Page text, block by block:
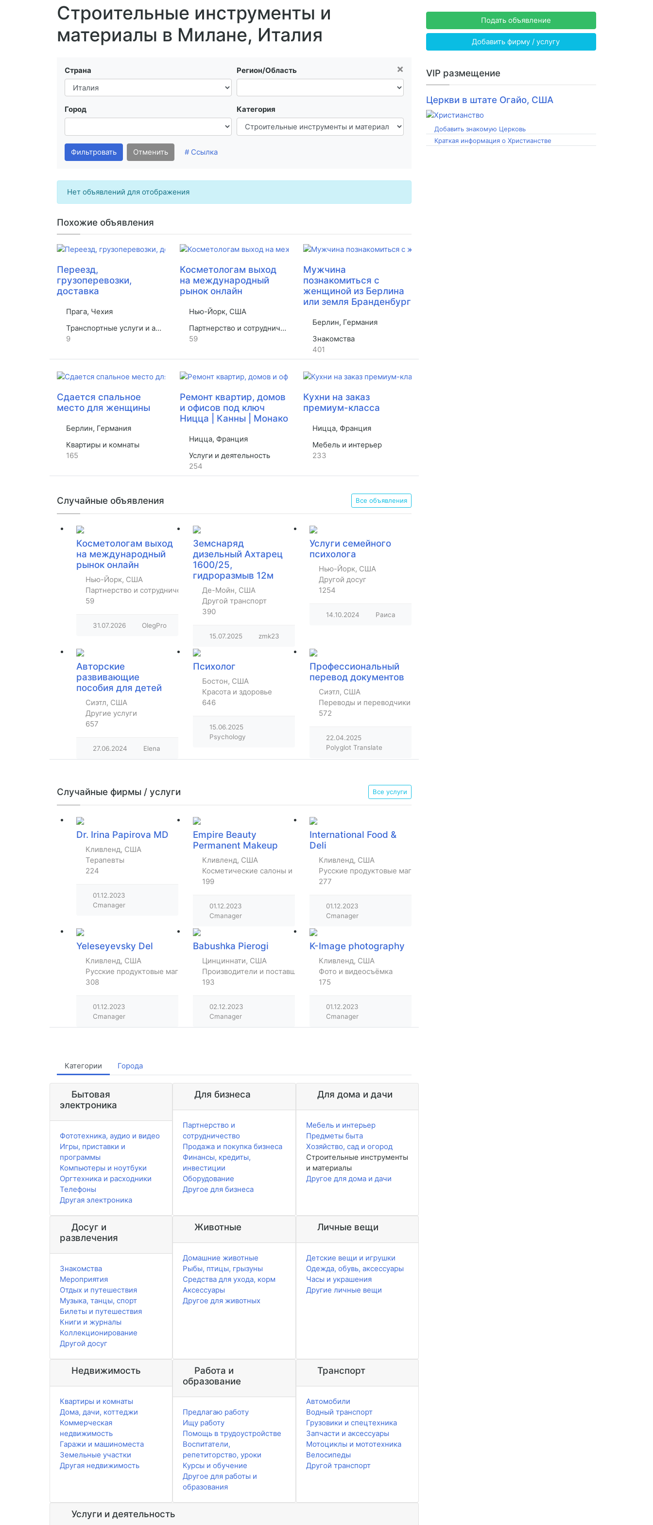
Строительные инструменты и
материалы в Милане, Италия
×
Страна Регион/Область
Город Категория
Фильтровать Отменить # Ссылка
Нет объявлений для отображения
Похожие объявления
Переезд,
грузоперевозки,
доставка
Прага, Чехия
Транспортные услуги и аренда
9
Косметологам выход
на международный
рынок онлайн
Нью-Йорк, США
Партнерство и сотрудничество
59
Мужчина
познакомиться с
женщиной из Берлина
или земля Бранденбург
Берлин, Германия
Знакомства
401
Сдается спальное
место для женщины
Берлин, Германия
Квартиры и комнаты
165
Ремонт квартир, домов
и офисов под ключ
Ницца | Канны | Монако
Ницца, Франция
Услуги и деятельность
254
Кухни на заказ
премиум-класса
Ницца, Франция
Мебель и интерьер
233
Случайные объявления Все объявления
Косметологам выход
на международный
рынок онлайн
Нью-Йорк, США
Партнерство и сотрудничество
59
31.07.2026 OlegPro
Земснаряд
дизельный Ахтарец
1600/25,
гидроразмыв 12м
Де-Мойн, США
Другой транспорт
390
15.07.2025 zmk23
Услуги семейного
психолога
Нью-Йорк, США
Другой досуг
1254
14.10.2024 Раиса
Авторские
развивающие
пособия для детей
Сиэтл, США
Другие услуги
657
27.06.2024 Elena
Психолог
Бостон, США
Красота и здоровье
646
15.06.2025
Psychology
Профессиональный
перевод документов
Сиэтл, США
Переводы и переводчики
572
22.04.2025
Polyglot Translate
Случайные фирмы / услуги Все услуги
Dr. Irina Papirova MD
Кливленд, США
Терапевты
224
01.12.2023
Cmanager
Empire Beauty
Permanent Makeup
Кливленд, США
Косметические салоны и парикмахерские
199
01.12.2023
Cmanager
International Food &
Deli
Кливленд, США
Русские продуктовые магазины
277
01.12.2023
Cmanager
Yeleseyevsky Del
Кливленд, США
Русские продуктовые магазины
308
01.12.2023
Cmanager
Babushka Pierogi
Цинциннати, США
Производители и поставщики товаров
193
02.12.2023
Cmanager
K-Image photography
Кливленд, США
Фото и видеосъёмка
175
01.12.2023
Cmanager
Категории Города
Бытовая
электроника
Фототехника, аудио и видео
Игры, приставки и
программы
Компьютеры и ноутбуки
Оргтехника и расходники
Телефоны
Другая электроника
Для бизнеса
Партнерство и
сотрудничество
Продажа и покупка бизнеса
Финансы, кредиты,
инвестиции
Оборудование
Другое для бизнеса
Для дома и дачи
Мебель и интерьер
Предметы быта
Хозяйство, сад и огород
Строительные инструменты
и материалы
Другое для дома и дачи
Досуг и
развлечения
Знакомства
Мероприятия
Отдых и путешествия
Музыка, танцы, спорт
Билеты и путешествия
Книги и журналы
Коллекционирование
Другой досуг
Животные
Домашние животные
Рыбы, птицы, грызуны
Средства для ухода, корм
Аксессуары
Другое для животных
Личные вещи
Детские вещи и игрушки
Одежда, обувь, аксессуары
Часы и украшения
Другие личные вещи
Недвижимость
Квартиры и комнаты
Дома, дачи, коттеджи
Коммерческая
недвижимость
Гаражи и машиноместа
Земельные участки
Другая недвижимость
Работа и
образование
Предлагаю работу
Ищу работу
Помощь в трудоустройстве
Воспитатели,
репетиторство, уроки
Курсы и обучение
Другое для работы и
образования
Транспорт
Автомобили
Водный транспорт
Грузовики и спецтехника
Запчасти и аксессуары
Мотоциклы и мототехника
Велосипеды
Другой транспорт
Услуги и деятельность
Подать объявление
Добавить фирму / услугу
VIP размещение
Церкви в штате Огайо, США
Добавить знакомую Церковь
Краткая информация о Христианстве